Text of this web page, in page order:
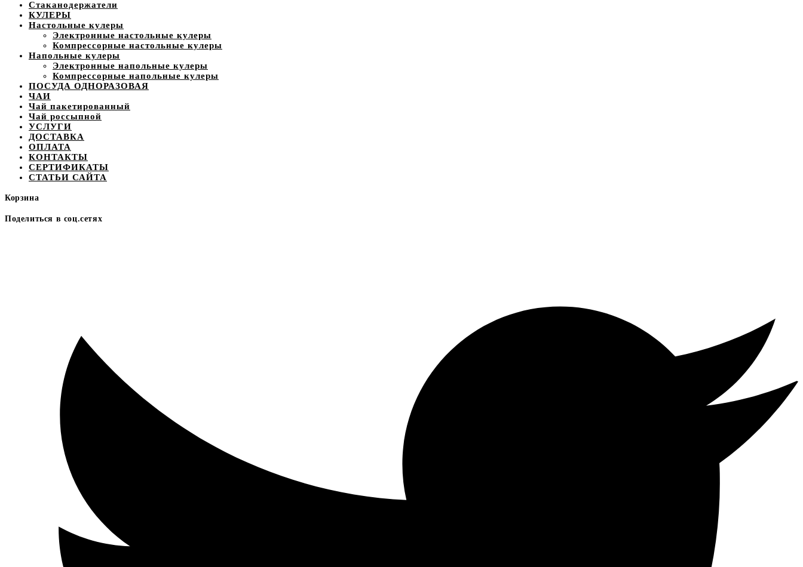
Стаканодержатели
КУЛЕРЫ
Настольные кулеры
Электронные настольные кулеры
Компрессорные настольные кулеры
Напольные кулеры
Электронные напольные кулеры
Компрессорные напольные кулеры
ПОСУДА ОДНОРАЗОВАЯ
ЧАИ
Чай пакетированный
Чай россыпной
УСЛУГИ
ДОСТАВКА
ОПЛАТА
КОНТАКТЫ
СЕРТИФИКАТЫ
СТАТЬИ САЙТА
Корзина
Поделиться в соц.сетях